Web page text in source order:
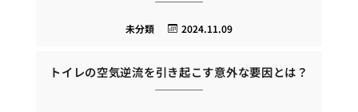
2024.11.09
未分類
トイレの空気逆流を引き起こす意外な要因とは？